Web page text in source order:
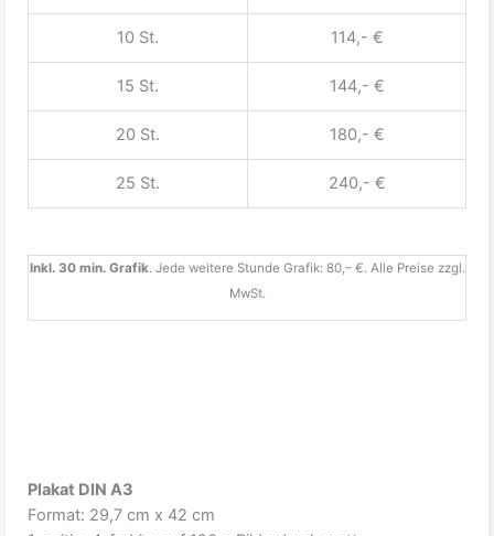
10 St. 114,- €
15 St. 144,- €
20 St. 180,- €
25 St. 240,- €
Inkl. 30 min. Grafik. Jede weitere Stunde Grafik: 80,– €. Alle Preise zzgl.
MwSt.
Plakat DIN A3
Format: 29,7 cm x 42 cm